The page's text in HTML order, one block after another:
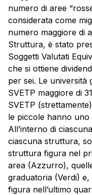
numero di aree
considerata come
numero maggiore di
Struttura, è stato
Soggetti Valutati
che si ottiene
per sei. Le
SVETP maggiore di
SVETP
le piccole hanno uno
All’interno di
ciascuna struttura,
struttura figura nel
area (Azzurro),
graduatoria (Verdi)
figura nell’ultimo